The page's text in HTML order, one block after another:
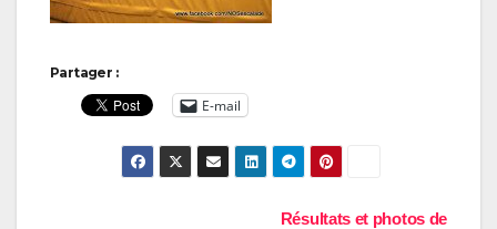
Partager :
E-mail
Résultats et photos de